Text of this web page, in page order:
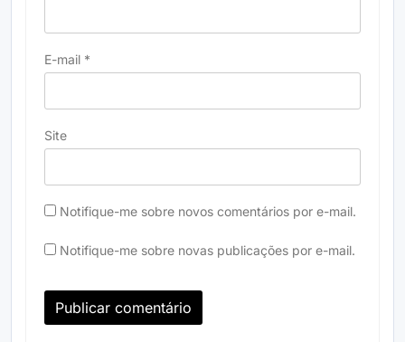
E-mail *
Site
Notifique-me sobre novos comentários por e-mail.
Notifique-me sobre novas publicações por e-mail.